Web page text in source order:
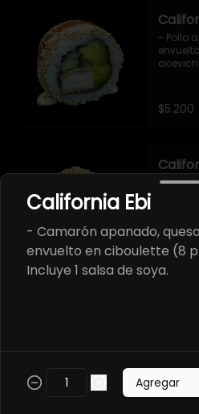
- Pollo
$5.200
-
$5.700
$5.700
California Ebi
- Camarón apanado,
envuelto en ciboulette (8
Incluye 1 salsa de soya.
Agregar